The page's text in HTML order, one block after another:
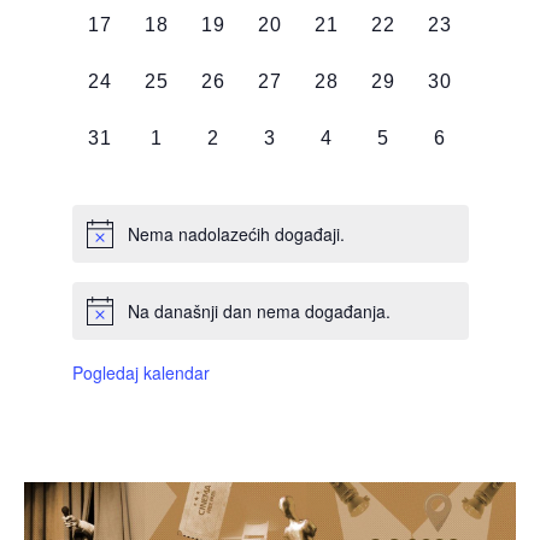
0
17
0
18
0
19
0
20
0
21
0
22
0
23
0
24
0
25
0
26
0
27
0
28
0
29
0
30
0
31
0
1
0
2
0
3
0
4
0
5
0
6
Nema nadolazećih događaji.
Na današnji dan nema događanja.
Pogledaj kalendar